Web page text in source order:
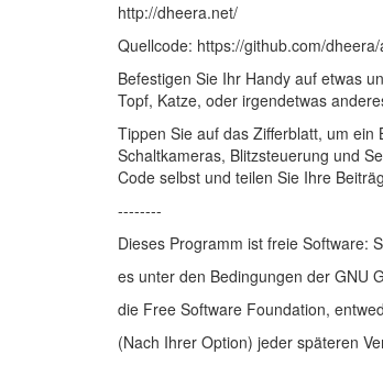
http://dheera.net/
Quellcode: https://github.com/
Befestigen Sie Ihr Handy auf etwas
Topf, Katze, oder irgendetwas
Tippen Sie auf das Zifferblatt, um
Schaltkameras, Blitzsteuerung und
Code selbst und teilen Sie Ihre
--------
Dieses Programm ist freie Software:
es unter den Bedingungen der GNU
die Free Software Foundation,
(Nach Ihrer Option) jeder späteren